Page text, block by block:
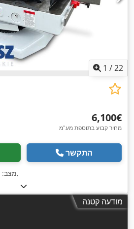
1 /22
‏6,100 ‏€
מחיר קבוע בתוספת מע"מ
התקשר
מצב:,
מודעה קטנה